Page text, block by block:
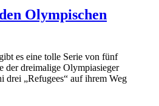
Olympischen
es eine tolle Serie von fünf
der dreimalige Olympiasieger
„Refugees“ auf ihrem Weg